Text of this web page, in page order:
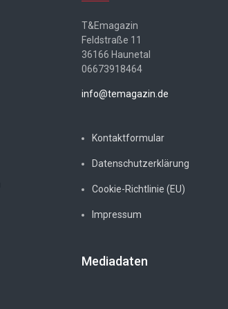
T&Emagazin
Feldstraße 11
36166 Haunetal
06673918464
info@temagazin.de
Kontaktformular
Datenschutzerklärung
Cookie-Richtlinie (EU)
Impressum
Mediadaten